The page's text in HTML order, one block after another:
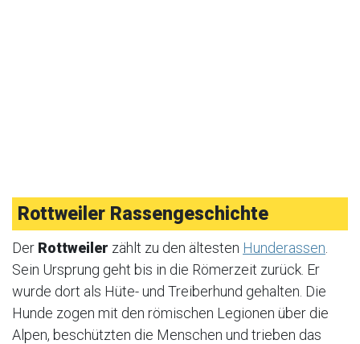
Rottweiler Rassengeschichte
Der Rottweiler zählt zu den ältesten Hunderassen
Sein Ursprung geht bis in die Römerzeit zurück. Er
wurde dort als Hüte- und Treiberhund gehalten. Die
Hunde zogen mit den römischen Legionen über die
Alpen, beschützten die Menschen und trieben das